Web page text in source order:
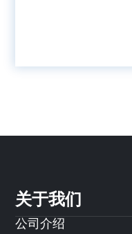
关于我们
公司介绍